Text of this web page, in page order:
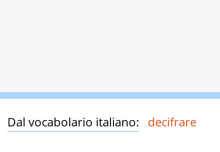
Dal vocabolario italiano: decifrare